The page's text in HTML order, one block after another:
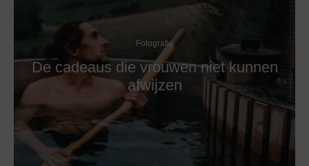
Fotografie
De cadeaus die vrouwen niet kunnen
afwijzen